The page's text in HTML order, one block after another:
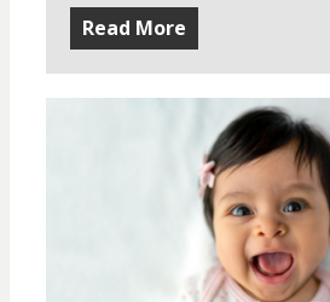
Read More